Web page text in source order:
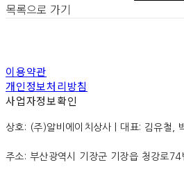
목록으로 가기
이용약관
개인정보처리방침
사업자정보확인
상호: (주)알비에이치상사 | 대표: 김유
주소: 부산광역시 기장군 기장읍 청강로